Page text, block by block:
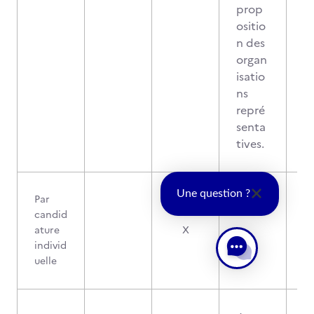
prop
ositio
n des
organ
isatio
ns
repré
senta
tives.
Par
candid
ature
individ
uelle
X -
Une question ?